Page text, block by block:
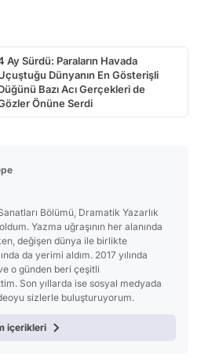
Ay Sürdü: Paraların Havada
Dünyanın En Gösterişli
Bazı Acı Gerçekleri de
Önüne Serdi
Bölümü, Dramatik Yazarlık
Yazma uğraşının her alanında
değişen dünya ile birlikte
da yerimi aldım. 2017 yılında
o günden beri çeşitli
Son yıllarda ise sosyal medyada
sizlerle buluşturuyorum.
içerikleri